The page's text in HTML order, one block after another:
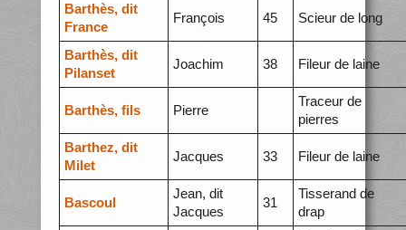
Barthès, dit
France
François 45 Scieur de long
Barthès, dit
Pilanset
Joachim 38 Fileur de laine
Barthès, fils Pierre
Traceur de
pierres
Barthez, dit
Milet
Jacques 33 Fileur de laine
Bascoul
Jean, dit
Jacques
31
Tisserand de
drap